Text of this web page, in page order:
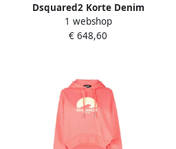
Dsquared2 Korte Denim
Jeans voor Vrouwen Pink
Dames
1 webshop
€ 648,60